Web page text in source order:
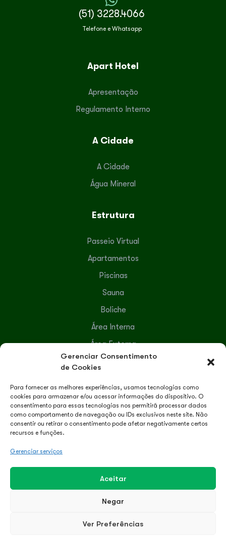
Gerenciar Consentimento
de Cookies
Para fornecer as melhores experiências, usamos tecnologias como
cookies para armazenar e/ou acessar informações do dispositivo. O
consentimento para essas tecnologias nos permitirá processar dados
como comportamento de navegação ou IDs exclusivos neste site. Não
consentir ou retirar o consentimento pode afetar negativamente certos
recursos e funções.
Gerenciar serviços
Aceitar
Negar
Ver Preferências
(51) 3228.4066
Telefone e Whatsapp
Apart Hotel
Apresentação
Regulamento Interno
A Cidade
A Cidade
Água Mineral
Estrutura
Passeio Virtual
Apartamentos
Piscinas
Sauna
Boliche
Área Interna
Área Externa
Serviços Terceirizados
Lazer e Recreação
Recreação
Política de PrivacidadeTermos de Uso